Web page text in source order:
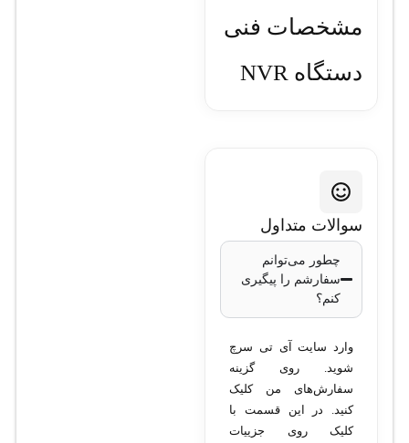
مشخصات فنی
دستگاه NVR
TC-R3110
I/B/L/V1.1
• مدل: TC-R3110
10 کانال • رزولوشن ضبط:
تا 4K • فشرده‌سازی:
H.265+ / H.265 / H.264 •
تعداد هارد دیسک: 1 هارد
سوالات متداول
چطور می‌توانم
سفارشم را پیگیری
کنم؟
وارد سایت آی تی سرچ
شوید. روی گزینه
سفارش‌های من کلیک
کنید. در این قسمت با
کلیک روی جزییات